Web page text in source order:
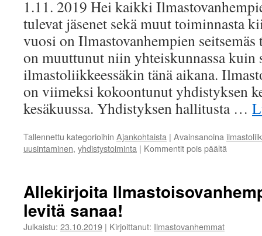
1.11. 2019 Hei kaikki
tulevat jäsenet sekä muut toiminnasta
vuosi on Ilmastovanhempien
on muuttunut niin yhteiskunnassa kuin
ilmastoliikkeessäkin tänä aikana.
on viimeksi kokoontunut yhdistyksen
kesäkuussa. Yhdistyksen hallitusta …
Tallennettu kategorioihin Ajankohtaista | Avainsanoina
uusintaminen, yhdistystoiminta | Kommentit pois päältä
Allekirjoita
levitä sanaa!
Julkaistu: 23.10.2019 | Kirjoittanut: Ilmastovanhemmat